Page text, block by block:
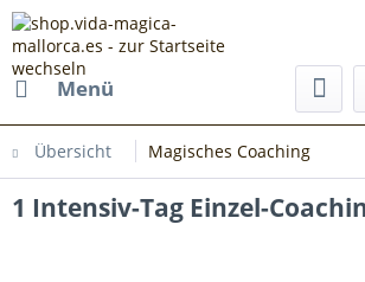
Menü
Übersicht Magisches Coaching
1 Intensiv-Tag Einzel-